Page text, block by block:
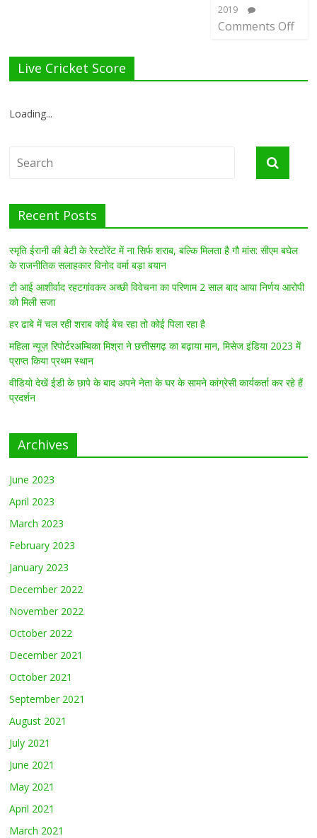
2019
Comments Off
Live Cricket Score
Loading...
Recent Posts
स्मृति ईरानी की बेटी के रेस्टोरेंट में ना सिर्फ शराब, बल्कि मिलता है गौ मांस: सीएम बघेल
के राजनीतिक सलाहकार विनोद वर्मा बड़ा बयान
टी आई आशीर्वाद रहटगांवकर अच्छी विवेचना का परिणाम 2 साल बाद आया निर्णय आरोपी
को मिली सजा
हर ढाबे में चल रही शराब कोई बेच रहा तो कोई पिला रहा है
महिला न्यूज़ रिपोर्टरअम्बिका मिश्रा ने छत्तीसगढ़ का बढ़ाया मान, मिसेज इंडिया 2023 में
प्राप्त किया प्रथम स्थान
वीडियो देखें ईडी के छापे के बाद अपने नेता के घर के सामने कांग्रेसी कार्यकर्ता कर रहे हैं
प्रदर्शन
Archives
June 2023
April 2023
March 2023
February 2023
January 2023
December 2022
November 2022
October 2022
December 2021
October 2021
September 2021
August 2021
July 2021
June 2021
May 2021
April 2021
March 2021